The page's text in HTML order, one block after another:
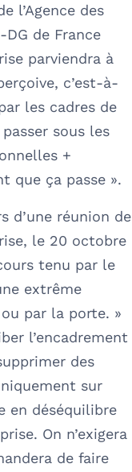
l’Agence des
de France
parviendra à
c’est-à-
les cadres de
sous les
+
que ça passe ».
d’une réunion de
le 20 octobre
tenu par le
extrême
par la porte. »
l’encadrement
des
sur
en déséquilibre
On n’exigera
de faire